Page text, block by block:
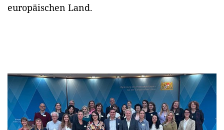
europäischen Land.